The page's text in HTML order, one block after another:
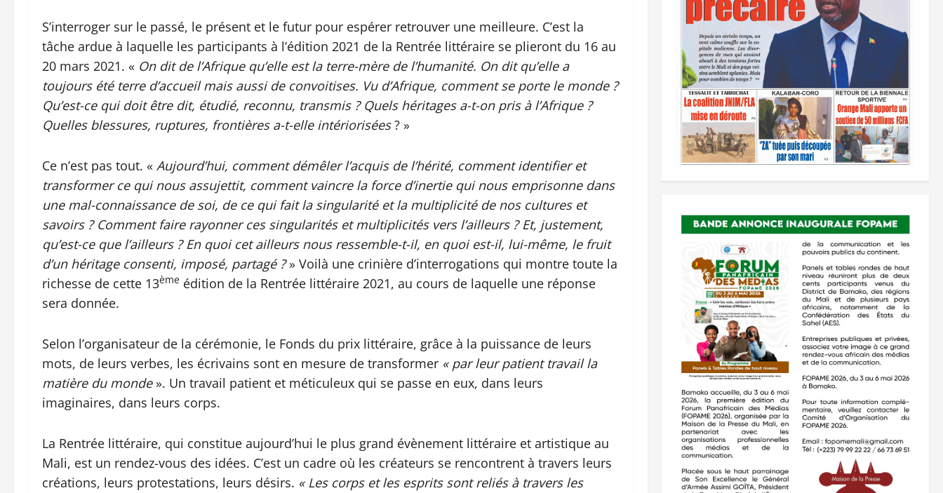
S’interroger sur le passé, le présent et le futur pour espérer retrouver une meilleure. C’est la
tâche ardue à laquelle les participants à l’édition 2021 de la Rentrée littéraire se plieront du 16 au
20 mars 2021. « On dit de l’Afrique qu’elle est la terre-mère de l’humanité. On dit qu’elle a
toujours été terre d’accueil mais aussi de convoitises. Vu d’Afrique, comment se porte le monde ?
Qu’est-ce qui doit être dit, étudié, reconnu, transmis ? Quels héritages a-t-on pris à l’Afrique ?
Quelles blessures, ruptures, frontières a-t-elle intériorisées? »
Ce n’est pas tout. « Aujourd’hui, comment démêler l’acquis de l’hérité, comment identifier et
transformer ce qui nous assujettit, comment vaincre la force d’inertie qui nous emprisonne dans
une mal-connaissance de soi, de ce qui fait la singularité et la multiplicité de nos cultures et
savoirs ? Comment faire rayonner ces singularités et multiplicités vers l’ailleurs ? Et, justement,
qu’est-ce que l’ailleurs ? En quoi cet ailleurs nous ressemble-t-il, en quoi est-il, lui-même, le fruit
d’un héritage consenti, imposé, partagé ?» Voilà une crinière d’interrogations qui montre toute la
richesse de cette 13ème édition de la Rentrée littéraire 2021, au cours de laquelle une réponse
sera donnée.
Selon l’organisateur de la cérémonie, le Fonds du prix littéraire, grâce à la puissance de leurs
mots, de leurs verbes, les écrivains sont en mesure de transformer « par leur patient travail la
matière du monde». Un travail patient et méticuleux qui se passe en eux, dans leurs
imaginaires, dans leurs corps.
La Rentrée littéraire, qui constitue aujourd’hui le plus grand évènement littéraire et artistique au
Mali, est un rendez-vous des idées. C’est un cadre où les créateurs se rencontrent à travers leurs
créations, leurs protestations, leurs désirs. « Les corps et les esprits sont reliés à travers les